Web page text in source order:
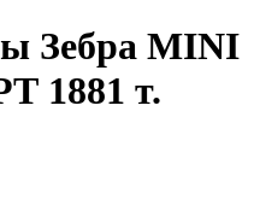
Зебра MINI
1881 т.